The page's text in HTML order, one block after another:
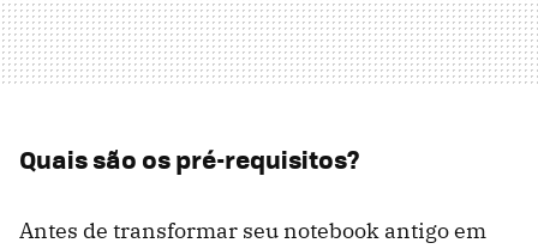
Quais são os pré-requisitos?
Antes de transformar seu notebook antigo em